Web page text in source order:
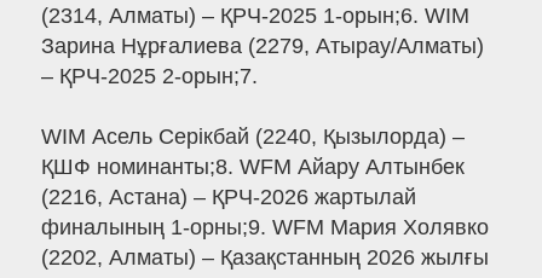
(2314, Алматы) – ҚРЧ-2025 1-орын;6. WIM
Зарина Нұрғалиева (2279, Атырау/Алматы)
– ҚРЧ-2025 2-орын;7.
WIM Асель Серікбай (2240, Қызылорда) –
ҚШФ номинанты;8. WFM Айару Алтынбек
(2216, Астана) – ҚРЧ-2026 жартылай
финалының 1-орны;9. WFM Мария Холявко
(2202, Алматы) – Қазақстанның 2026 жылғы